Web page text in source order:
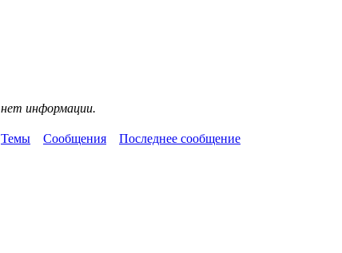
нет информации.
Темы Сообщения Последнее сообщение